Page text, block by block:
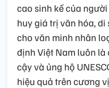
cao sinh kế của
huy giá trị văn hóa,
cho văn minh nhân
định Việt Nam luôn
cậy và ủng hộ
hiệu quả trên cương